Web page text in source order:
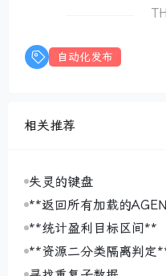
自动化发布
相关推荐
失灵的键盘
**返回所有加载的
**统计盈利目标区间**
**资源二分类隔离判定